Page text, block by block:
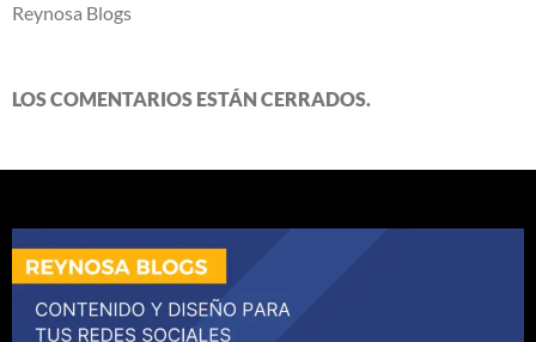
Reynosa Blogs
LOS COMENTARIOS ESTÁN CERRADOS.